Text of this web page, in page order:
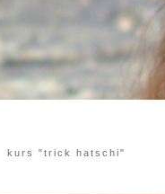
kurs "trick hatschi"